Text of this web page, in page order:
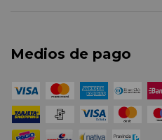
Medios de pago